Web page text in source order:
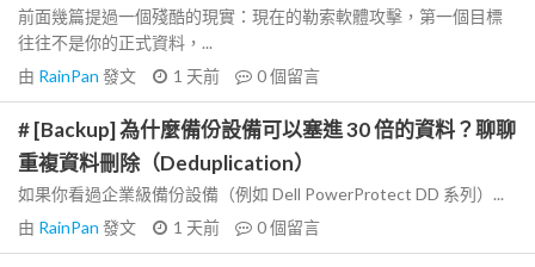
前面幾篇提過一個殘酷的現實：現在的勒索軟體攻擊，第一個目標
往往不是你的正式資料，...
由 RainPan 發文 1 天前 0個留言
# [Backup] 為什麼備份設備可以塞進 30 倍的資料？聊聊
重複資料刪除（Deduplication）
如果你看過企業級備份設備（例如 Dell PowerProtect DD 系列）...
由 RainPan 發文 1 天前 0個留言